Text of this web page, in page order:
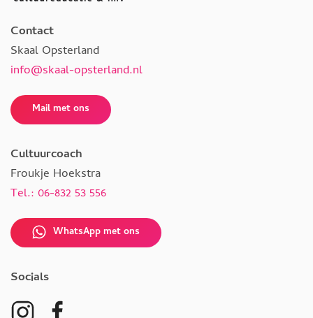
Contact
Skaal Opsterland
info@skaal-opsterland.nl
Mail met ons
Cultuurcoach
Froukje Hoekstra
Tel.: 06-832 53 556
WhatsApp met ons
Socials